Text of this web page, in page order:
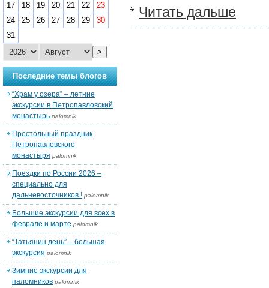
Читать дальше
17
18 19 20 21 22
23
24
25 26 27 28 29
30
31
>
Последние темы блогов
“Храм у озера” – летние
экскурсии в Петропавловский
монастырь palomnik
Престольный праздник
Петропавловского
монастыря palomnik
Поездки по России 2026 –
специально для
дальневосточников ! palomnik
Большие экскурсии для всех в
феврале и марте palomnik
“Татьянин день” – большая
экскурсия palomnik
Зимние экскурсии для
паломников palomnik